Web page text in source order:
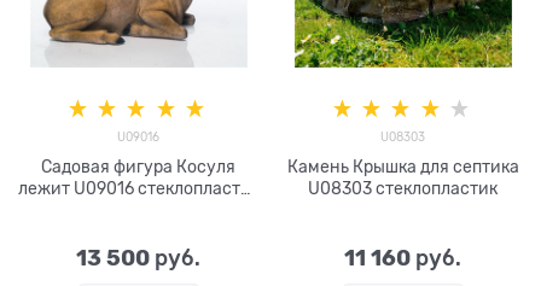
U09016
Садовая фигура Косуля
лежит U09016 стеклопластик
13 500 руб.
U08303
Камень Крышка для септика
U08303 стеклопластик
11 160 руб.